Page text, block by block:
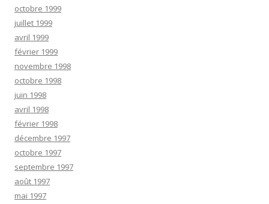
octobre 1999
juillet 1999
avril 1999
février 1999
novembre 1998
octobre 1998
juin 1998
avril 1998
février 1998
décembre 1997
octobre 1997
septembre 1997
août 1997
mai 1997